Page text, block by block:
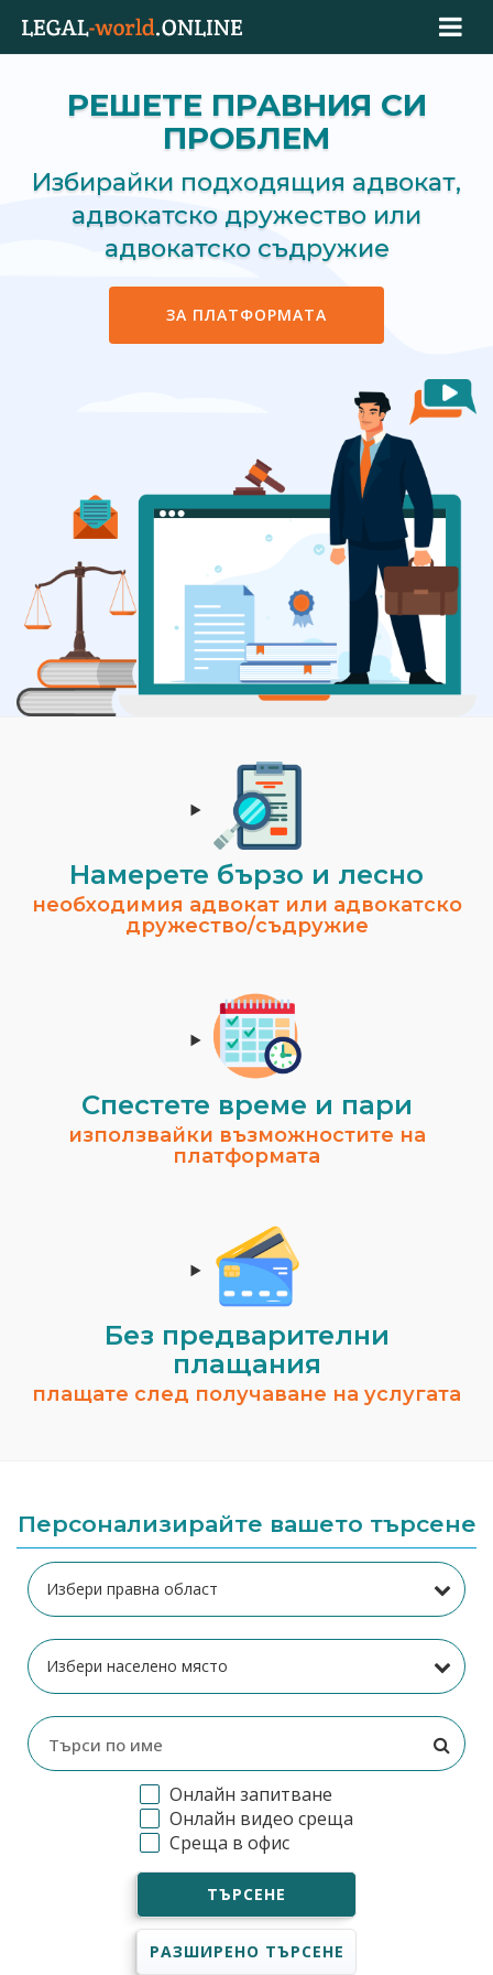
РЕШЕТЕ ПРАВНИЯ СИ
ПРОБЛЕМ
Избирайки подходящия адвокат,
адвокатско дружество или
адвокатско съдружие
ЗА ПЛАТФОРМАТА
Намерете бързо и лесно
необходимия адвокат или адвокатско
дружество/съдружие
Спестeте време и пари
използвайки възможностите на
платформата
Без предварителни
плащания
плащате след получаване на услугата
Персонализирайте вашето търсене
Онлайн запитване
Онлайн видео среща
Среща в офис
ТЪРСЕНЕ
РАЗШИРЕНО ТЪРСЕНЕ